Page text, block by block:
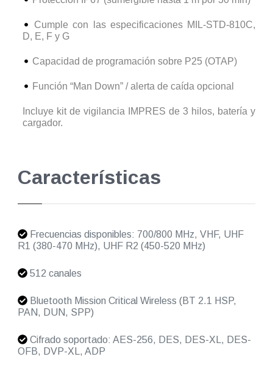
Cumple con las especificaciones MIL-STD-810C,
D, E, F y G
Capacidad de programación sobre P25 (OTAP)
Función “Man Down” / alerta de caída opcional
Incluye kit de vigilancia IMPRES de 3 hilos, batería y
cargador.
Características
Frecuencias disponibles: 700/800 MHz, VHF, UHF
R1 (380-470 MHz), UHF R2 (450-520 MHz)
512 canales
Bluetooth Mission Critical Wireless (BT 2.1 HSP,
PAN, DUN, SPP)
Cifrado soportado: AES-256, DES, DES-XL, DES-
OFB, DVP-XL, ADP